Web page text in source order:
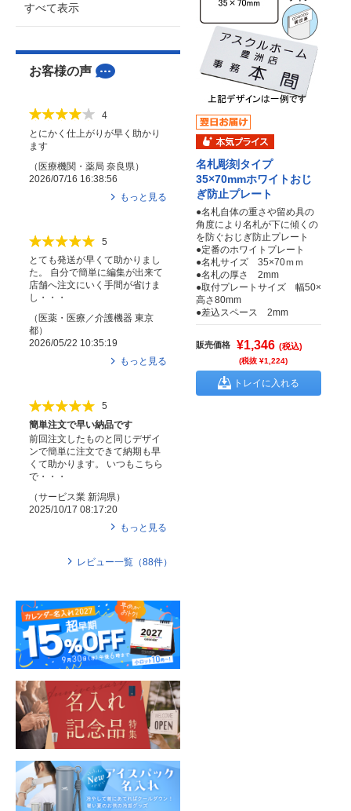
名札彫刻タイプ
35×70mmホワイトおじ
ぎ防止プレート
●名札自体の重さや留め具の
角度により名札が下に傾くの
を防ぐおじぎ防止プレート
●定番のホワイトプレート
●名札サイズ 35×70ｍｍ
●名札の厚さ 2mm
●取付プレートサイズ 幅50×
高さ80mm
●差込スペース 2mm
販売価格 ¥1,346 (税込)
(税抜 ¥1,224)
トレイに入れる
すべて表示
お客様の声
4
とにかく仕上がりが早く助かり
ます
（医療機関・薬局 奈良県 ）
2026/07/16 16:38:56
もっと見る
5
とても発送が早くて助かりまし
た。 自分で簡単に編集が出来て
店舗へ注文にいく手間が省けま
し・・・
（ 医薬・医療／介護機器 東京
都）
2026/05/22 10:35:19
もっと見る
5
簡単注文で早い納品です
前回注文したものと同じデザイ
ンで簡単に注文できて納期も早
くて助かります。 いつもこちら
で・・・
（サービス業 新潟県 ）
2025/10/17 08:17:20
もっと見る
レビュー一覧（88件）